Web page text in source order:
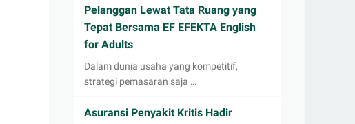
Pelanggan Lewat Tata Ruang yang
Tepat Bersama EF EFEKTA English
for Adults
Dalam dunia usaha yang kompetitif,
strategi pemasaran saja …
Asuransi Penyakit Kritis Hadir